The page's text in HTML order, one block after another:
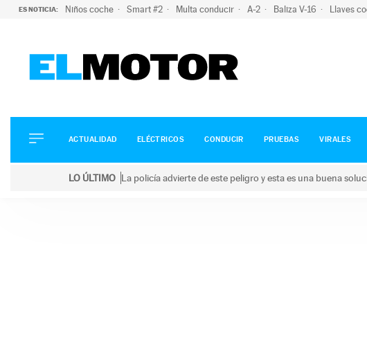
ES NOTICIA: Niños coche Smart #2 Multa conducir A-2 Baliza V-16 Llaves
ELÉCTRICOS
CONDUCIR
ACTUALIDAD ELÉCTRICOS CONDUCIR PRUEBAS VIRALES
LO ÚLTIMO La policía advierte de este peligro y esta es una buena